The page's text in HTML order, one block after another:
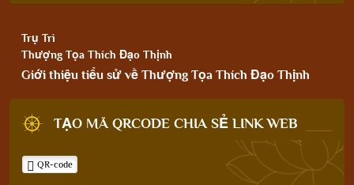
Trụ Trì
Thượng Tọa Thích Đạo Thịnh
Giới thiệu tiểu sử về Thượng Tọa Thích Đạo Thịnh
TẠO MÃ QRCODE CHIA SẺ LINK WEB
QR-code